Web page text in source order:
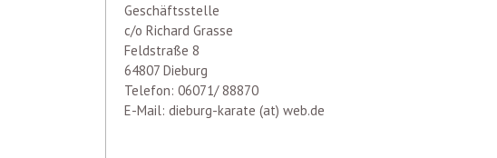
Geschäftsstelle
c/o Richard Grasse
Feldstraße 8
64807 Dieburg
Telefon: 06071/ 88870
E-Mail: dieburg-karate (at) web.de